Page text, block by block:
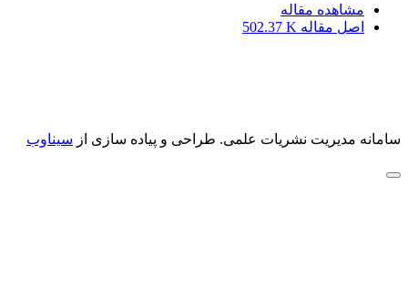
مشاهده مقاله
اصل مقاله 502.37 K
سامانه مدیریت نشریات علمی. طراحی و پیاده سازی از سیناوب